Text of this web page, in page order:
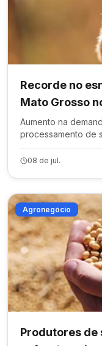
Recorde no
Mato Grosso
2026
Aumento na
processamento de
08 de jul.
Agronegócio
Produtores de